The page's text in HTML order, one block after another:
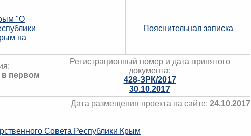
"О
на
Пояснительная записка
в первом
Регистрационный номер и дата принятого
документа:
428-ЗРК/2017
30.10.2017
Дата размещения проекта на сайте: 24.10.2017
Совета Республики Крым